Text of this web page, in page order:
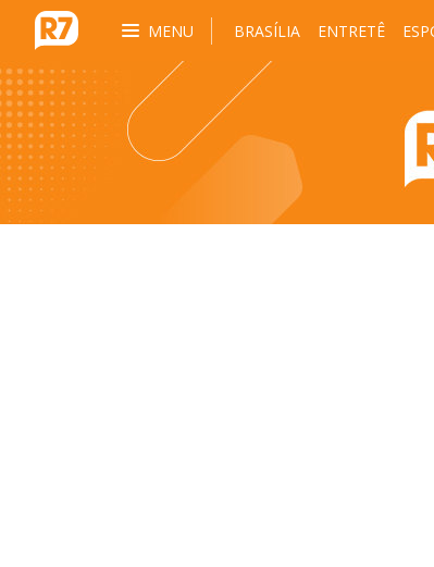
MENU BRASÍLIA ENTRETÊ